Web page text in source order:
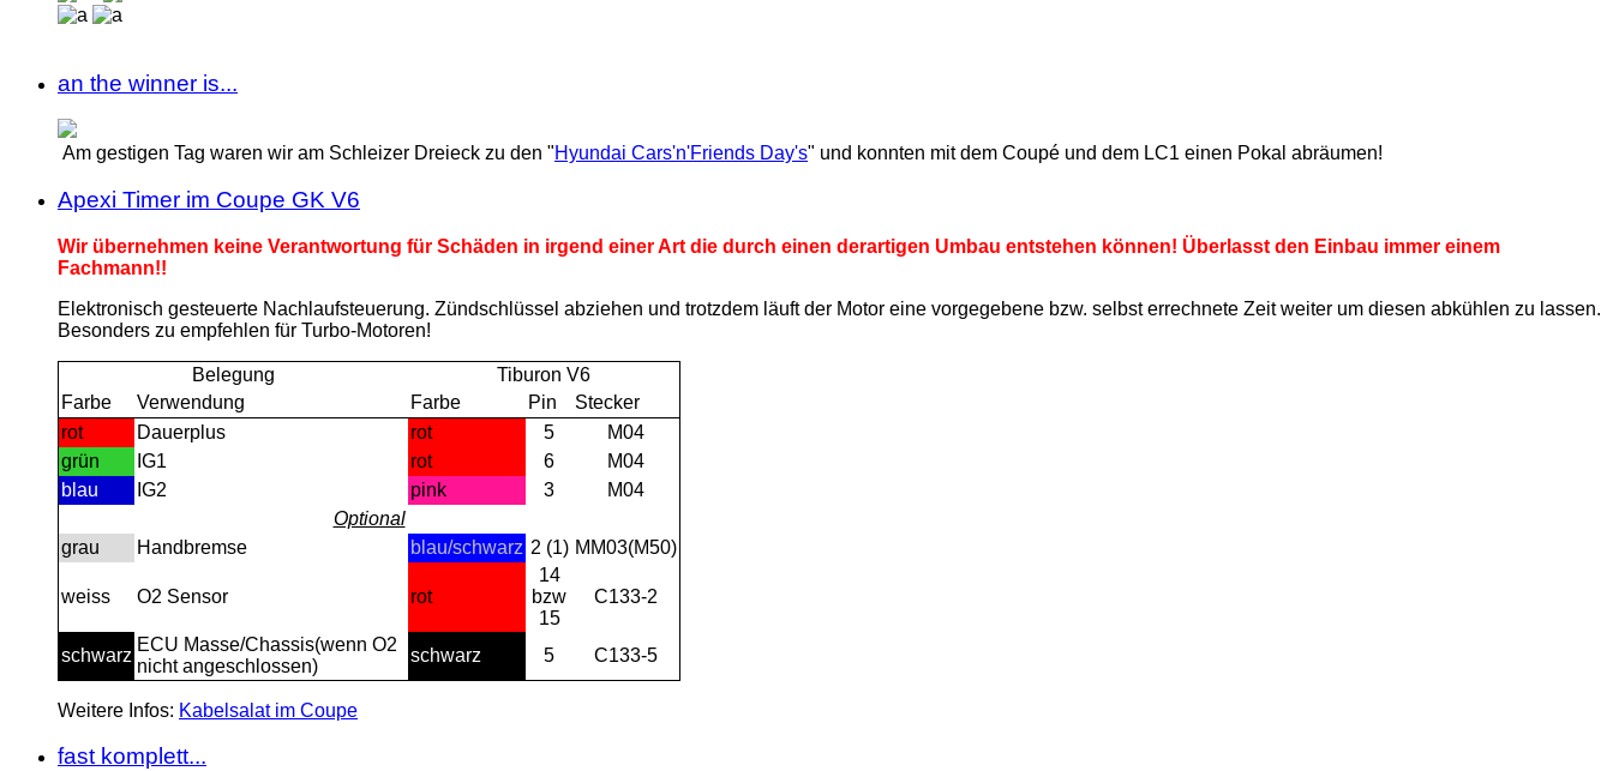
an the winner is...
Am gestigen Tag waren wir am Schleizer Dreieck zu den "Hyundai Cars'n'Friends Day's" und konnten mit dem Coupé und dem LC1 einen Pokal abräumen!
Apexi Timer im Coupe GK V6
Wir übernehmen keine Verantwortung für Schäden in irgend einer Art die durch einen derartigen Umbau entstehen können! Überlasst den Einbau immer einem
Fachmann!!
Elektronisch gesteuerte Nachlaufsteuerung. Zündschlüssel abziehen und trotzdem läuft der Motor eine vorgegebene bzw. selbst errechnete Zeit weiter um diesen abkühlen zu lassen.
Besonders zu empfehlen für Turbo-Motoren!
Belegung
Tiburon V6
Farbe
Verwendung Farbe Pin
Stecker
rot
Dauerplus rot 5
M04
grün
IG1 rot 6
M04
blau
IG2 pink 3
M04
Optional
grau
Handbremse blau/schwarz 2 (1) MM03(M50)
weiss O2 Sensor rot
14
bzw
15
C133-2
schwarz
ECU Masse/Chassis(wenn O2
nicht angeschlossen)
schwarz 5 C133-5
Weitere Infos: Kabelsalat im Coupe
fast komplett...